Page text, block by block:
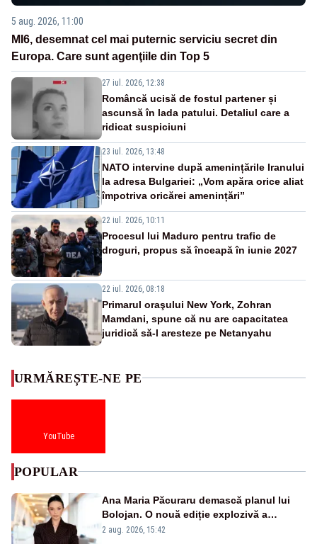
5 aug. 2026, 11:00
MI6, desemnat cel mai puternic serviciu secret din
Europa. Care sunt agenţiile din Top 5
27 iul. 2026, 12:38
Româncă ucisă de fostul partener și
ascunsă în lada patului. Detaliul care a
ridicat suspiciuni
23 iul. 2026, 13:48
NATO intervine după amenințările Iranului
la adresa Bulgariei: „Vom apăra orice aliat
împotriva oricărei amenințări”
22 iul. 2026, 10:11
Procesul lui Maduro pentru trafic de
droguri, propus să înceapă în iunie 2027
22 iul. 2026, 08:18
Primarul oraşului New York, Zohran
Mamdani, spune că nu are capacitatea
juridică să-l aresteze pe Netanyahu
URMĂREȘTE-NE PE
YouTube
POPULAR
Ana Maria Păcuraru demască planul lui
Bolojan. O nouă ediție explozivă a
emisiunii „Miza Zilei” la Realitatea PLUS
2 aug. 2026, 15:42